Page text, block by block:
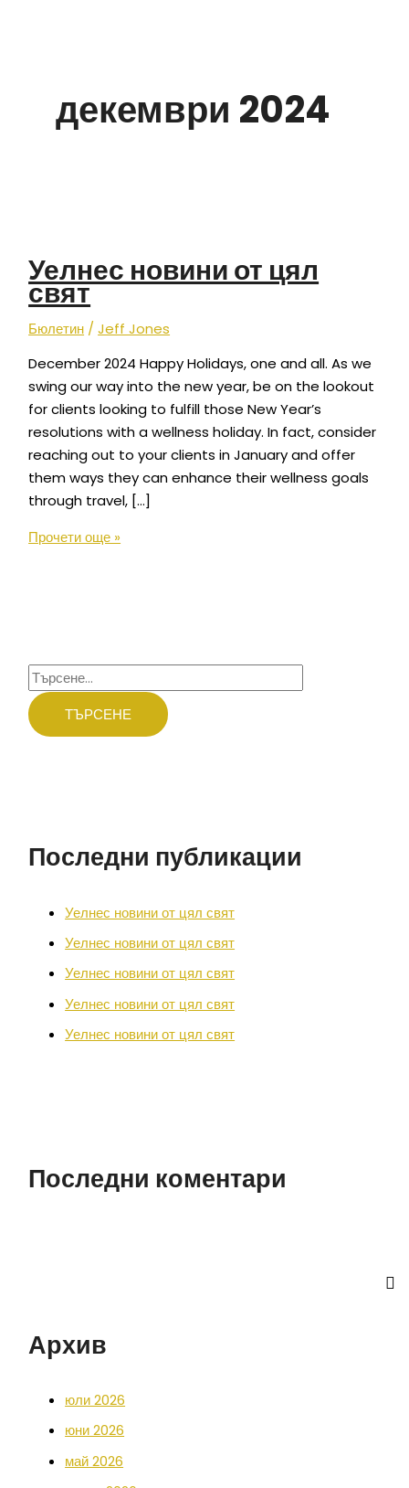
декември 2024
Уелнес новини от цял
свят
Бюлетин /Jeff Jones
December 2024 Happy Holidays, one and all. As we
swing our way into the new year, be on the lookout
for clients looking to fulfill those New Year’s
resolutions with a wellness holiday. In fact, consider
reaching out to your clients in January and offer
them ways they can enhance their wellness goals
through travel, […]
Прочети още »
Последни публикации
Уелнес новини от цял свят
Уелнес новини от цял свят
Уелнес новини от цял свят
Уелнес новини от цял свят
Уелнес новини от цял свят
Последни коментари
Архив
юли 2026
юни 2026
май 2026